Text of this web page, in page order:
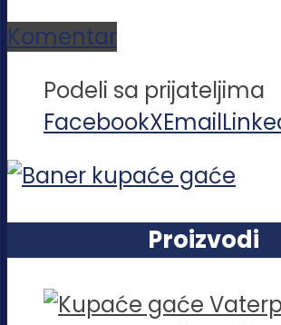
Komentar
Podeli sa prijateljima
FacebookXEmail
Proizvodi